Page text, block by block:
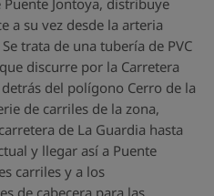
a su vez desde la arteria
trata de una tubería de PVC
discurre por la Carretera
del polígono Cerro de la
de carriles de la zona,
de La Guardia hasta
y llegar así a Puente
carriles y a los
de cabecera para las